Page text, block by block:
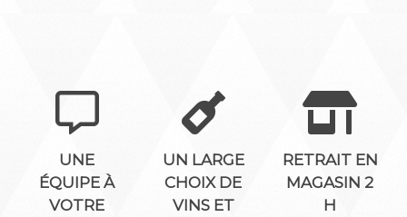
UNE
ÉQUIPE À
VOTRE
UN LARGE
CHOIX DE
VINS ET
RETRAIT EN
MAGASIN 2
H